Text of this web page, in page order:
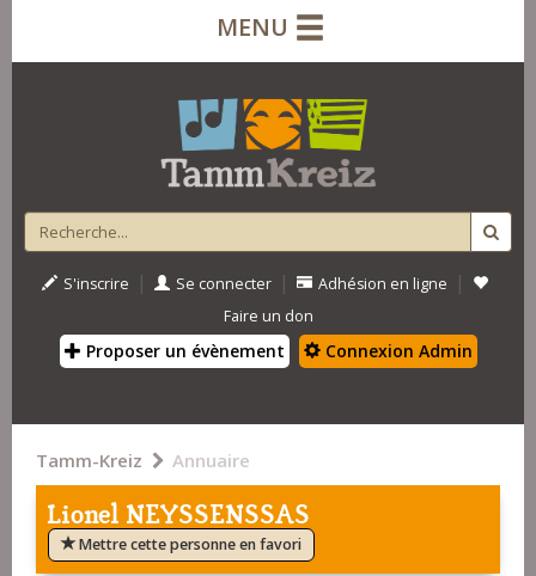
MENU
S'inscrire | Se connecter | Adhésion en ligne |
Faire un don
Proposer un évènement Connexion Admin
Tamm-Kreiz Annuaire
Lionel NEYSSENSSAS
Mettre cette personne en favori